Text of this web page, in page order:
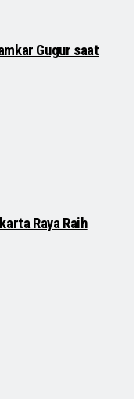
Gugur saat
Raya Raih